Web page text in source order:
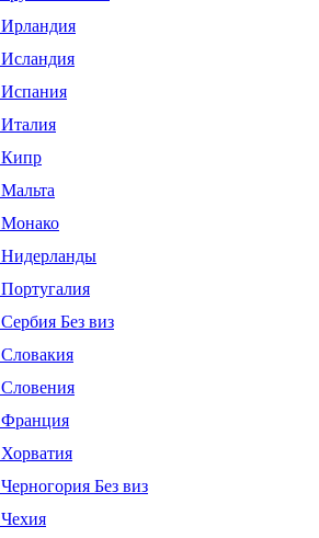
Ирландия
Исландия
Испания
Италия
Кипр
Мальта
Монако
Нидерланды
Португалия
Сербия Без виз
Словакия
Словения
Франция
Хорватия
Черногория Без виз
Чехия